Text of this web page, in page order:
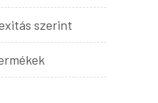
szerint